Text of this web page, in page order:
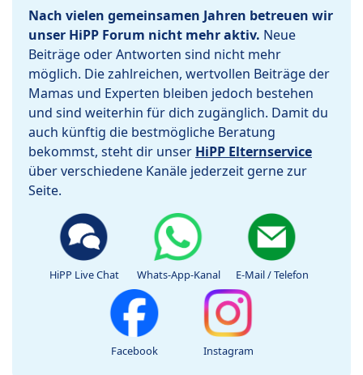
Nach vielen gemeinsamen Jahren betreuen wir
unser HiPP Forum nicht mehr aktiv. Neue
Beiträge oder Antworten sind nicht mehr
möglich. Die zahlreichen, wertvollen Beiträge der
Mamas und Experten bleiben jedoch bestehen
und sind weiterhin für dich zugänglich. Damit du
auch künftig die bestmögliche Beratung
bekommst, steht dir unser HiPP Elternservice
über verschiedene Kanäle jederzeit gerne zur
Seite.
HiPP Live Chat Whats-App-Kanal E-Mail / Telefon
Facebook Instagram